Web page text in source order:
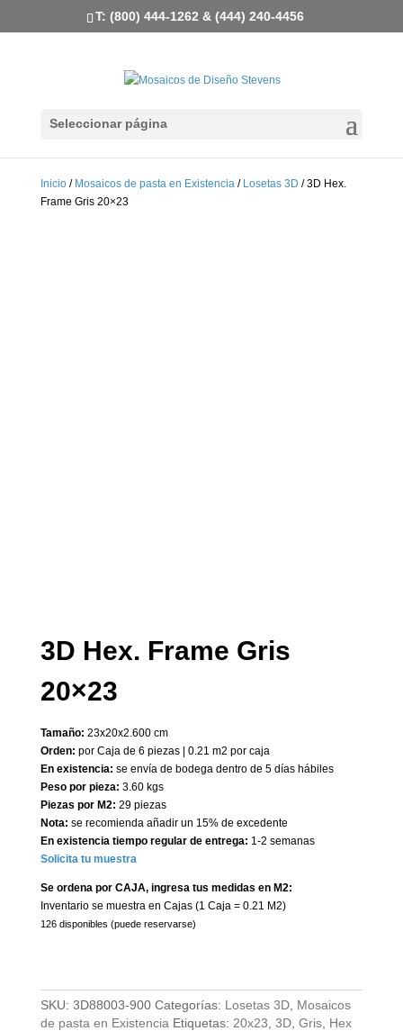
T: (800) 444-1262 & (444) 240-4456
Seleccionar página
Inicio/ Mosaicos de pasta en Existencia/ Losetas 3D / 3D Hex.
Frame Gris 20×23
3D Hex. Frame Gris
20×23
Tamaño: 23x20x2.600 cm
Orden: por Caja de 6 piezas | 0.21 m2 por caja
En existencia: se envía de bodega dentro de 5 días hábiles
Peso por pieza: 3.60 kgs
Piezas por M2: 29 piezas
Nota: se recomienda añadir un 15% de excedente
En existencia tiempo regular de entrega: 1-2 semanas
Solicita tu muestra
Se ordena por CAJA, ingresa tus medidas en M2:
Inventario se muestra en Cajas (1 Caja = 0.21 M2)
126 disponibles (puede reservarse)
SKU: 3D88003-900 Categorías: Losetas 3D, Mosaicos
de pasta en Existencia Etiquetas: 20x23 3D, Gris, Hex